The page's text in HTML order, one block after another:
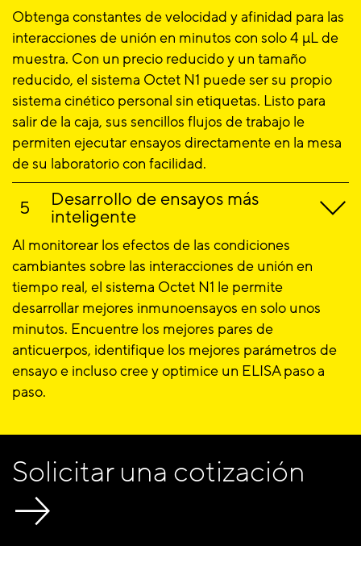
Obtenga constantes de velocidad y afinidad para las
interacciones de unión en minutos con solo 4 µL de
muestra. Con un precio reducido y un tamaño
reducido, el sistema Octet N1 puede ser su propio
sistema cinético personal sin etiquetas. Listo para
salir de la caja, sus sencillos flujos de trabajo le
permiten ejecutar ensayos directamente en la mesa
de su laboratorio con facilidad.
Desarrollo de ensayos más
inteligente
Al monitorear los efectos de las condiciones
cambiantes sobre las interacciones de unión en
tiempo real, el sistema Octet N1 le permite
desarrollar mejores inmunoensayos en solo unos
minutos. Encuentre los mejores pares de
anticuerpos, identifique los mejores parámetros de
ensayo e incluso cree y optimice un ELISA paso a
paso.
Solicitar una cotización